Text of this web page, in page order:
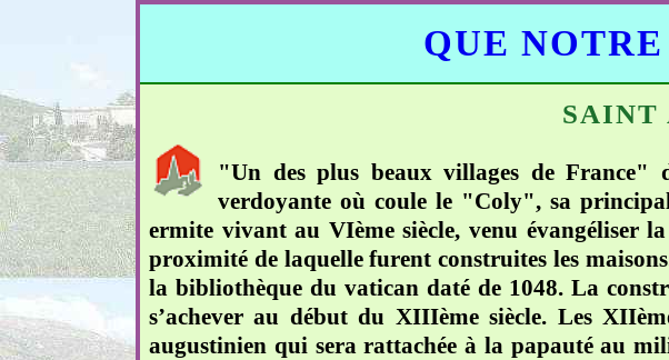
QUE
SAINT
"Un des plus beaux villages de France"
verdoyante où coule le "Coly", sa
ermite vivant au VIème siècle, venu évangéliser
proximité de laquelle furent construites les
la bibliothèque du vatican daté de 1048. La
s’achever au début du XIIIème siècle. Les
augustinien qui sera rattachée à la papauté au